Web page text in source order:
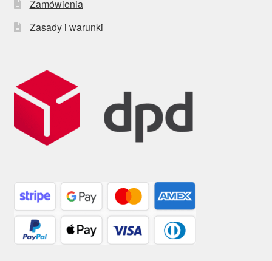
Zamówienia
Zasady i warunki